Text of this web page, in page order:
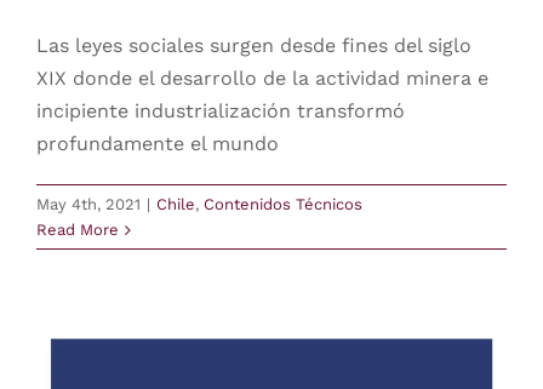
Las leyes sociales surgen desde fines del siglo
XIX donde el desarrollo de la actividad minera e
incipiente industrialización transformó
profundamente el mundo
May 4th, 2021 | Chile, Contenidos Técnicos
Read More